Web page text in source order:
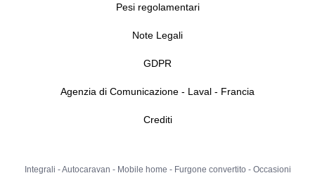
Pesi regolamentari
Note Legali
GDPR
Agenzia di Comunicazione - Laval - Francia
Crediti
Integrali -Autocaravan - Mobile home - Furgone convertito - Occasioni